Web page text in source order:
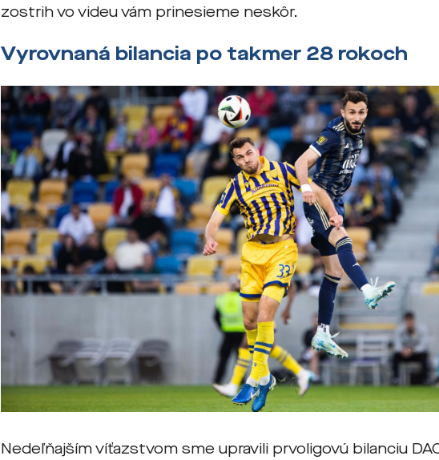
zostrih vo videu vám prinesieme neskôr.
Vyrovnaná bilancia po takmer 28 rokoch
Nedeľňajším víťazstvom sme upravili prvoligovú bilanciu